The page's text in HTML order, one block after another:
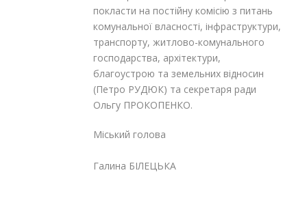
покласти на постійну комісію з питань
комунальної власності, інфраструктури,
транспорту, житлово-комунального
господарства, архітектури,
благоустрою та земельних відносин
(Петро РУДЮК) та секретаря ради
Ольгу ПРОКОПЕНКО.
Міський голова
Галина БІЛЕЦЬКА